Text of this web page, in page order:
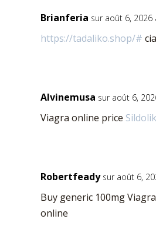
Brianferia sur août 6, 2026
https://tadaliko.shop/#
Alvinemusa sur août 6,
Viagra online price
Robertfeady sur août 6,
Buy generic 100mg
online